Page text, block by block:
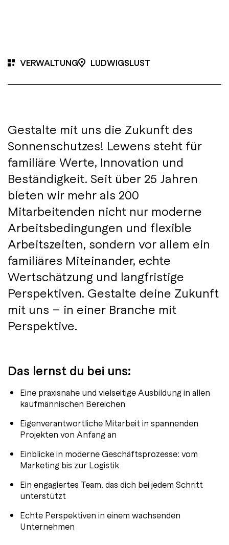
VERWALTUNG LUDWIGSLUST
Gestalte mit uns die Zukunft des
Sonnenschutzes! Lewens steht für
familiäre Werte, Innovation und
Beständigkeit. Seit über 25 Jahren
bieten wir mehr als 200
Mitarbeitenden nicht nur moderne
Arbeitsbedingungen und flexible
Arbeitszeiten, sondern vor allem ein
familiäres Miteinander, echte
Wertschätzung und langfristige
Perspektiven. Gestalte deine Zukunft
mit uns – in einer Branche mit
Perspektive.
Das lernst du bei uns:
Eine praxisnahe und vielseitige Ausbildung in allen
kaufmännischen Bereichen
Eigenverantwortliche Mitarbeit in spannenden
Projekten von Anfang an
Einblicke in moderne Geschäftsprozesse: vom
Marketing bis zur Logistik
Ein engagiertes Team, das dich bei jedem Schritt
unterstützt
Echte Perspektiven in einem wachsenden
Unternehmen